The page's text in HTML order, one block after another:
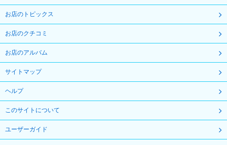
お店のトピックス
お店のクチコミ
お店のアルバム
サイトマップ
ヘルプ
このサイトについて
ユーザーガイド